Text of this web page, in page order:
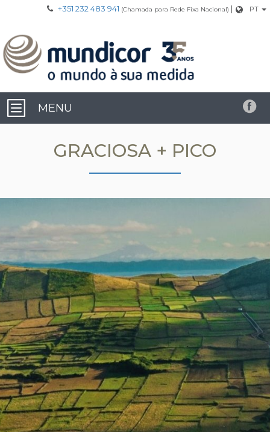
+351 232 483 941 (Chamada para Rede Fixa Nacional) | PT
MENU
GRACIOSA + PICO